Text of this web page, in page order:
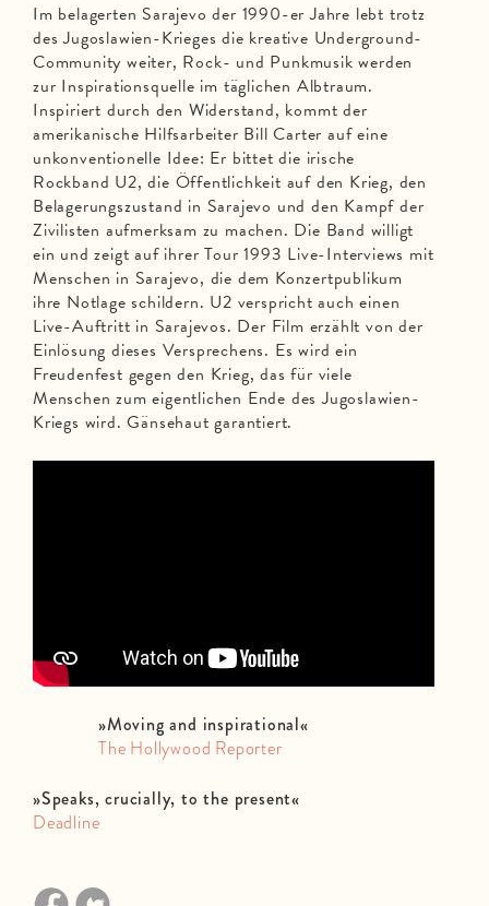
Im belagerten Sarajevo der 1990-er Jahre lebt trotz
des Jugoslawien-Krieges die kreative Underground-
Community weiter, Rock- und Punkmusik werden
zur Inspirationsquelle im täglichen Albtraum.
Inspiriert durch den Widerstand, kommt der
amerikanische Hilfsarbeiter Bill Carter auf eine
unkonventionelle Idee: Er bittet die irische
Rockband U2, die Öffentlichkeit auf den Krieg, den
Belagerungszustand in Sarajevo und den Kampf der
Zivilisten aufmerksam zu machen. Die Band willigt
ein und zeigt auf ihrer Tour 1993 Live-Interviews mit
Menschen in Sarajevo, die dem Konzertpublikum
ihre Notlage schildern. U2 verspricht auch einen
Live-Auftritt in Sarajevos. Der Film erzählt von der
Einlösung dieses Versprechens. Es wird ein
Freudenfest gegen den Krieg, das für viele
Menschen zum eigentlichen Ende des Jugoslawien-
Kriegs wird. Gänsehaut garantiert.
»Moving and inspirational«
The Hollywood Reporter
»Speaks, crucially, to the present«
Deadline